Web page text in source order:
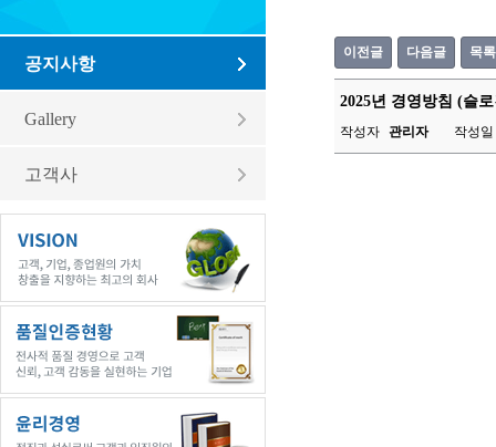
공지사항
Gallery
고객사
이전글 다음글 목록
2025년 경영방침 (슬
작성자 관리자 작성일